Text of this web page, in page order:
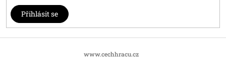
Přihlásit se
www.cechhracu.cz